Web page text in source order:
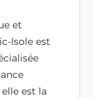
et
Isole est
est la